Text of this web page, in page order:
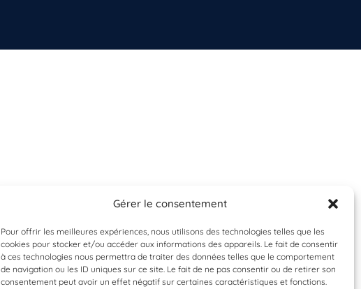
Gérer le consentement
Pour offrir les meilleures expériences, nous utilisons des technologies telles que les
cookies pour stocker et/ou accéder aux informations des appareils. Le fait de consentir
à ces technologies nous permettra de traiter des données telles que le comportement
de navigation ou les ID uniques sur ce site. Le fait de ne pas consentir ou de retirer son
consentement peut avoir un effet négatif sur certaines caractéristiques et fonctions.